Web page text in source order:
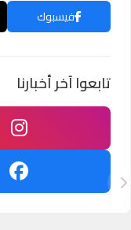
فيسبوك
تابعوا آخر أخبارنا